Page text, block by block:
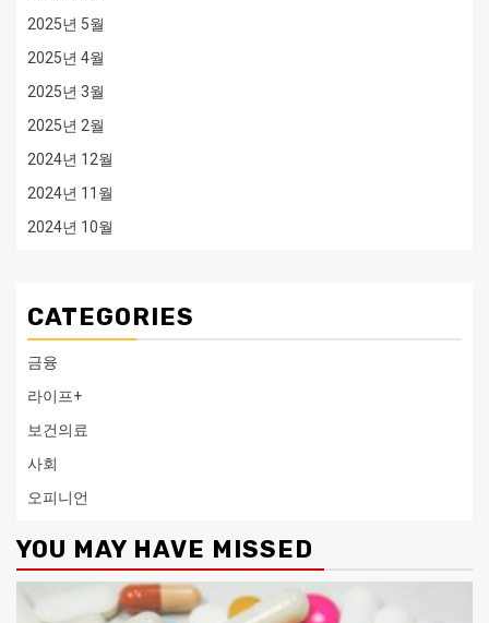
2025년 5월
2025년 4월
2025년 3월
2025년 2월
2024년 12월
2024년 11월
2024년 10월
CATEGORIES
금융
라이프+
보건의료
사회
오피니언
YOU MAY HAVE MISSED